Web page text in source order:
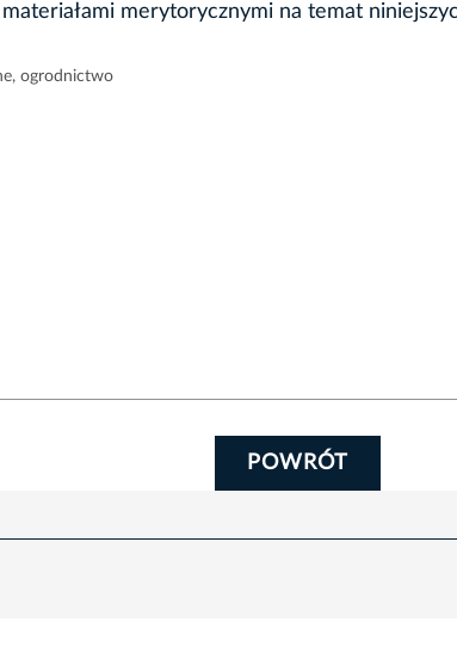
merytorycznymi na temat
, ogrodnictwo
POWRÓT